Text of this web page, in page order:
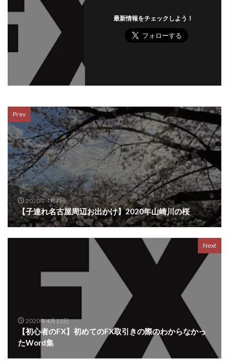
最新情報をチェックしよう！
Prev
2020年4月7日
【子連れ名古屋周辺お出かけ】2020年山崎川の桜
Next
2020年4月11日
【初心者のFX】初めてのFX取引きの際のわからなかっ
たWord集